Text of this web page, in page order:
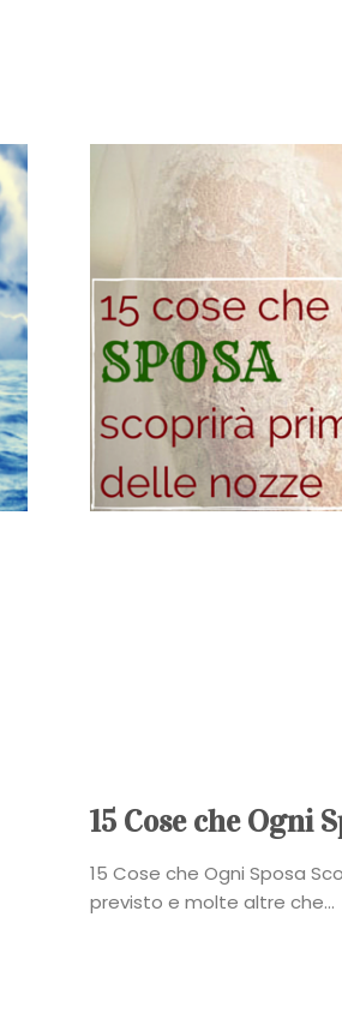
Torresan
Meet
The
Planner
La
Casa
degli
15 Cose che Ogni
15 Cose che Ogni Sposa
previsto e molte altre che...